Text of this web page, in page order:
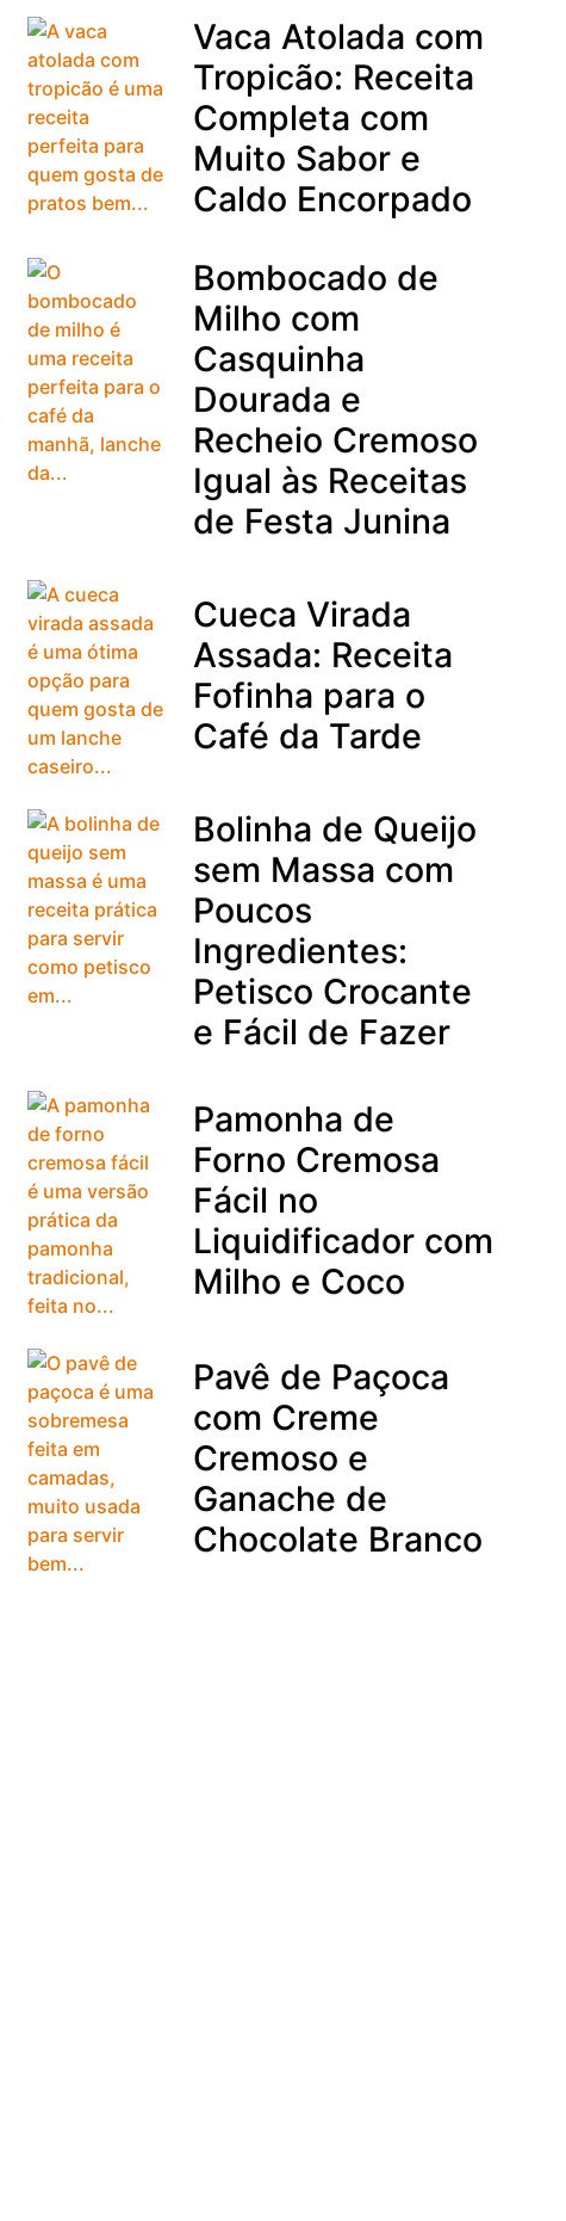
Vaca Atolada com
Tropicão: Receita
Completa com
Muito Sabor e
Caldo Encorpado
Bombocado de
Milho com
Casquinha
Dourada e
Recheio Cremoso
Igual às Receitas
de Festa Junina
Cueca Virada
Assada: Receita
Fofinha para o
Café da Tarde
Bolinha de Queijo
sem Massa com
Poucos
Ingredientes:
Petisco Crocante
e Fácil de Fazer
Pamonha de
Forno Cremosa
Fácil no
Liquidificador com
Milho e Coco
Pavê de Paçoca
com Creme
Cremoso e
Ganache de
Chocolate Branco